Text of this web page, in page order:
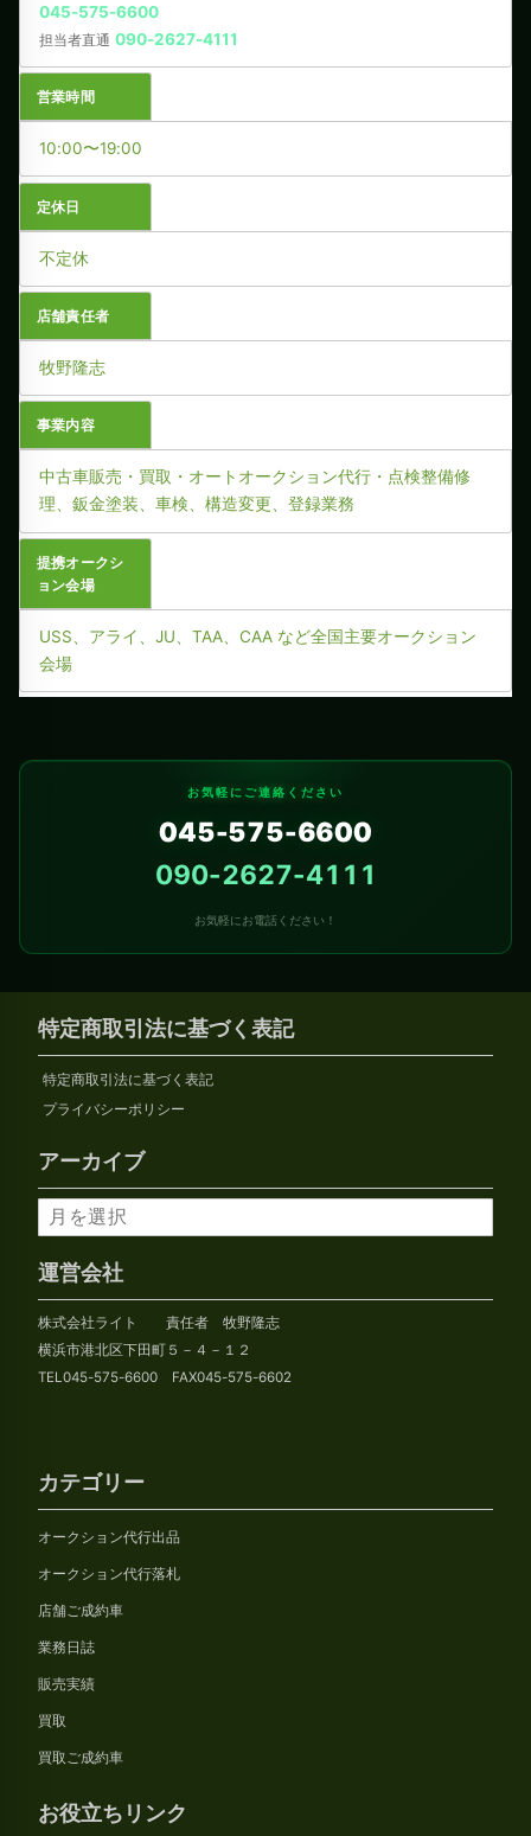
045-575-6600
担当者直通 090-2627-4111
営業時間
10:00〜19:00
定休日
不定休
店舗責任者
牧野隆志
事業内容
中古車販売・買取・オートオークション代行・点検整備修
理、鈑金塗装、車検、構造変更、登録業務
提携オークシ
ョン会場
USS、アライ、JU、TAA、CAA など全国主要オークション
会場
お気軽にご連絡ください
045-575-6600
090-2627-4111
お気軽にお電話ください！
特定商取引法に基づく表記
特定商取引法に基づく表記
プライバシーポリシー
アーカイブ
ア
ー
カ
イ
ブ
運営会社
株式会社ライト 責任者 牧野隆志
横浜市港北区下田町５－４－１２
TEL045-575-6600 FAX045-575-6602
カテゴリー
オークション代行出品
オークション代行落札
店舗ご成約車
業務日誌
販売実績
買取
買取ご成約車
お役立ちリンク